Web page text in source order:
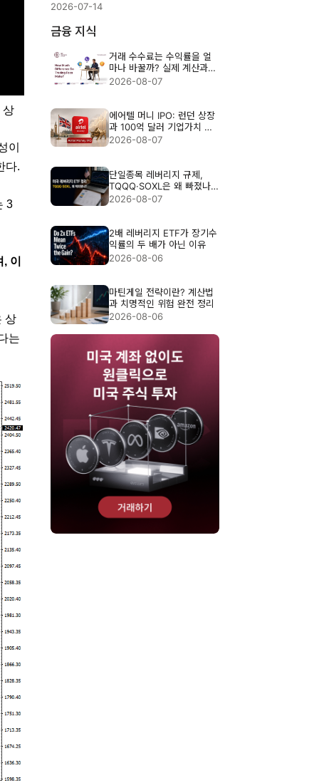
상
이
다.
3
이
상
는
2026-07-14
금융 지식
거래 수수료는 수익률을 얼
마나 바꿀까? 실제 계산과
절감법
2026-08-07
에어텔 머니 IPO: 런던 상장
과 100억 달러 기업가치 분
석
2026-08-07
단일종목 레버리지 규제,
TQQQ·SOXL은 왜 빠졌나?
3배 ETF 위험 정리
2026-08-07
2배 레버리지 ETF가 장기수
익률의 두 배가 아닌 이유
2026-08-06
마틴게일 전략이란? 계산법
과 치명적인 위험 완전 정리
2026-08-06